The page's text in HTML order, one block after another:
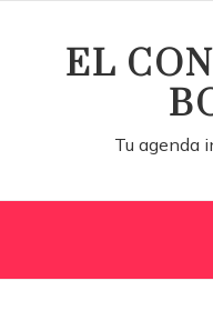
EL
Tu agenda